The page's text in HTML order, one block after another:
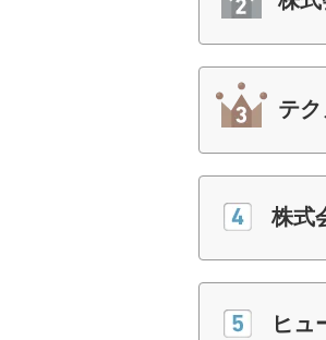
テ
株式
ヒュ